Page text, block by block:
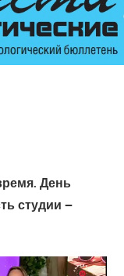
День
студии –